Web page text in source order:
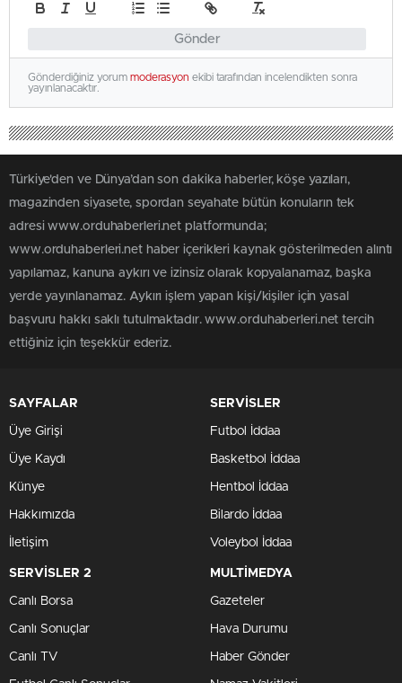
Gönder
Gönderdiğiniz yorum moderasyon ekibi tarafından incelendikten sonra
yayınlanacaktır.
Türkiye'den ve Dünya’dan son dakika haberler, köşe yazıları,
magazinden siyasete, spordan seyahate bütün konuların tek
adresi www.orduhaberleri.net platformunda;
www.orduhaberleri.net haber içerikleri kaynak gösterilmeden alıntı
yapılamaz, kanuna aykırı ve izinsiz olarak kopyalanamaz, başka
yerde yayınlanamaz. Aykırı işlem yapan kişi/kişiler için yasal
başvuru hakkı saklı tutulmaktadır. www.orduhaberleri.net tercih
ettiğiniz için teşekkür ederiz.
SAYFALAR
Üye Girişi
Üye Kaydı
Künye
Hakkımızda
İletişim
SERVİSLER
Futbol İddaa
Basketbol İddaa
Hentbol İddaa
Bilardo İddaa
Voleybol İddaa
SERVİSLER 2
Canlı Borsa
Canlı Sonuçlar
Canlı TV
MULTİMEDYA
Gazeteler
Hava Durumu
Haber Gönder